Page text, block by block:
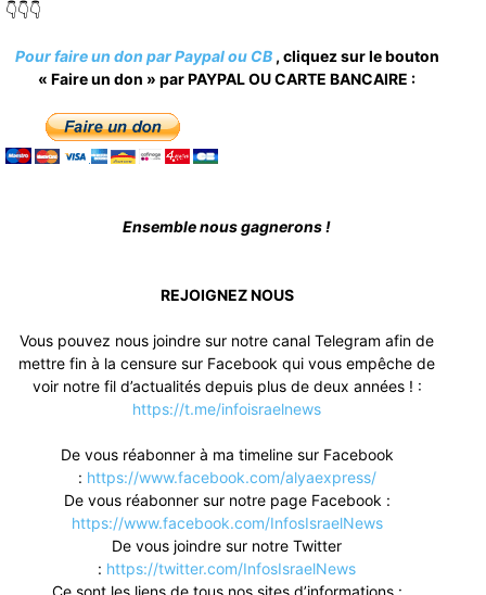
👇👇👇
Pour faire un don par Paypal ou CB , cliquez sur le bouton
« Faire un don » par PAYPAL OU CARTE BANCAIRE :
Ensemble nous gagnerons !
REJOIGNEZ NOUS
Vous pouvez nous joindre sur notre canal Telegram afin de
mettre fin à la censure sur Facebook qui vous empêche de
voir notre fil d’actualités depuis plus de deux années ! :
https://t.me/infoisraelnews
De vous réabonner à ma timeline sur Facebook
: https://www.facebook.com/alyaexpress/
De vous réabonner sur notre page Facebook :
https://www.facebook.com/InfosIsraelNews
De vous joindre sur notre Twitter
: https://twitter.com/InfosIsraelNews